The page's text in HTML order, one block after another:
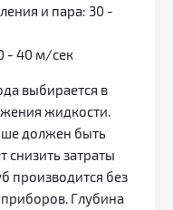
и пара: 30 -
- 40 м/сек
выбирается в
жидкости.
должен быть
снизить затраты
производится без
Глубина